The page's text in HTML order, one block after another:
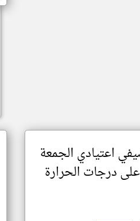
اعتيادي الجمعة
درجات الحرارة